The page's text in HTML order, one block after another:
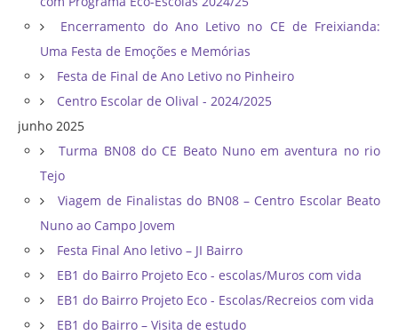
Encerramento do Ano Letivo no CE de Freixianda:
Uma Festa de Emoções e Memórias
Festa de Final de Ano Letivo no Pinheiro
Centro Escolar de Olival - 2024/2025
junho 2025
Turma BN08 do CE Beato Nuno em aventura no rio
Tejo
Viagem de Finalistas do BN08 – Centro Escolar Beato
Nuno ao Campo Jovem
Festa Final Ano letivo – JI Bairro
EB1 do Bairro Projeto Eco - escolas/Muros com vida
EB1 do Bairro Projeto Eco - Escolas/Recreios com vida
EB1 do Bairro – Visita de estudo